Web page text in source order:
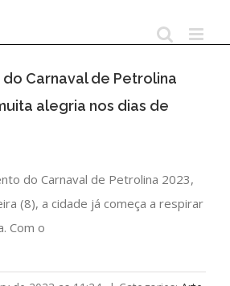
do Carnaval de Petrolina
alegria nos dias de
do Carnaval de Petrolina 2023,
(8), a cidade já começa a respirar
Com o